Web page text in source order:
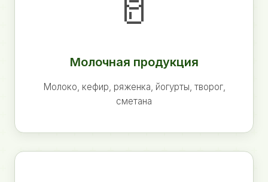
🥛
Молочная продукция
Молоко, кефир, ряженка, йогурты, творог,
сметана